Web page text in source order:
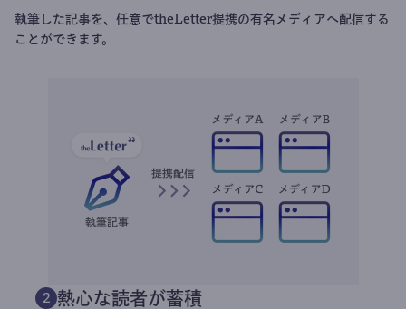
執筆した記事を、任意でtheLetter提携の有名メディアへ配信する
ことができます。
2 熱心な読者が蓄積